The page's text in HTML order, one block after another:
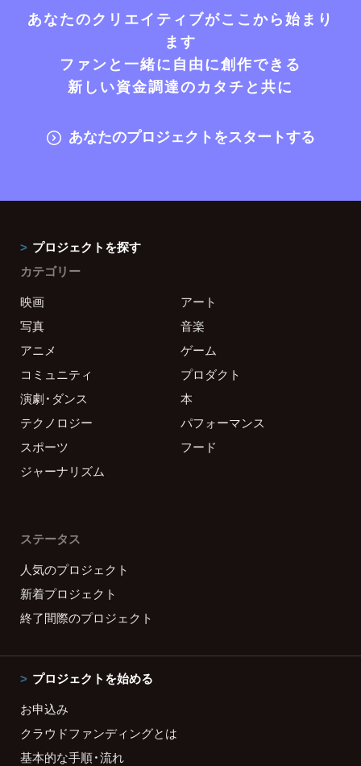
あなたのクリエイティブがここから始まり
ます
ファンと一緒に自由に創作できる
新しい資金調達のカタチと共に
あなたのプロジェクトをスタートする
プロジェクトを探す
カテゴリー
映画
アート
写真
音楽
アニメ
ゲーム
コミュニティ
プロダクト
演劇・ダンス
本
テクノロジー
パフォーマンス
スポーツ
フード
ジャーナリズム
ステータス
人気のプロジェクト
新着プロジェクト
終了間際のプロジェクト
プロジェクトを始める
お申込み
クラウドファンディングとは
基本的な手順・流れ